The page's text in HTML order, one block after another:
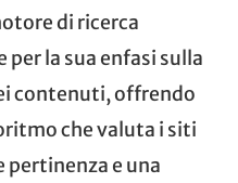
di ricerca
la sua enfasi sulla
contenuti, offrendo
che valuta i siti
pertinenza e una